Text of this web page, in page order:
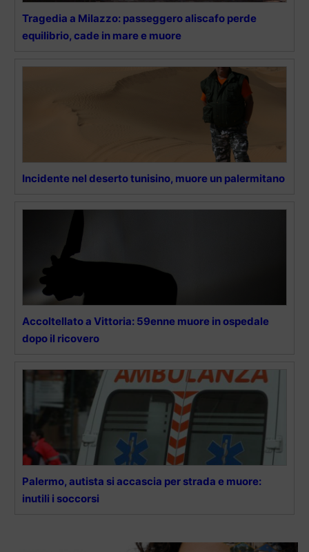
Tragedia a Milazzo: passeggero aliscafo perde
equilibrio, cade in mare e muore
Incidente nel deserto tunisino, muore un palermitano
Accoltellato a Vittoria: 59enne muore in ospedale
dopo il ricovero
Palermo, autista si accascia per strada e muore:
inutili i soccorsi